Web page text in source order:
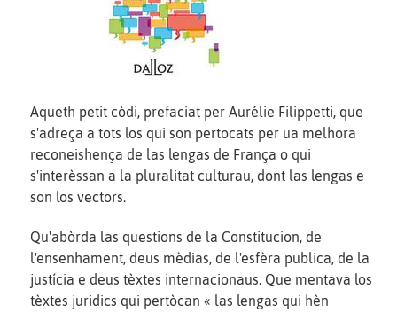
Aqueth petit còdi, prefaciat per Aurélie Filippetti, que
s'adreça a tots los qui son pertocats per ua melhora
reconeishença de las lengas de França o qui
s'interèssan a la pluralitat culturau, dont las lengas e
son los vectors.
Qu'abòrda las questions de la Constitucion, de
l'ensenhament, deus mèdias, de l'esfèra publica, de la
justícia e deus tèxtes internacionaus. Que mentava los
tèxtes juridics qui pertòcan « las lengas qui hèn